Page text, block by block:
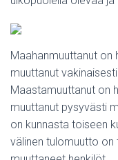
Maahanmuuttanut on
muuttanut
Maastamuuttanut on
muuttanut pysyvästi
on kunnasta toiseen
välinen tulomuutto on